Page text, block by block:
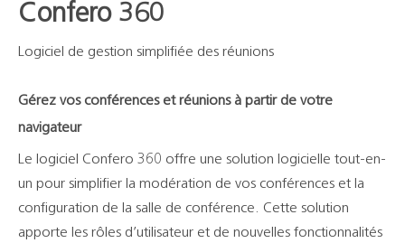
Confero 360
Logiciel de gestion simplifiée des réunions
Gérez vos conférences et réunions à partir de votre
navigateur
Le logiciel Confero 360 offre une solution logicielle tout-en-
un pour simplifier la modération de vos conférences et la
configuration de la salle de conférence. Cette solution
apporte les rôles d’utilisateur et de nouvelles fonctionnalités